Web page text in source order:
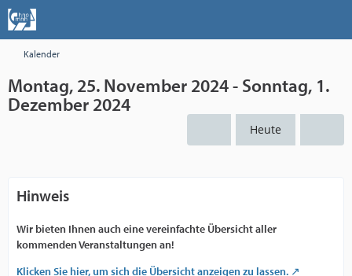
Kalender
Montag, 25. November 2024 - Sonntag, 1.
Dezember 2024
Heute
Hinweis
Wir bieten Ihnen auch eine vereinfachte Übersicht aller
kommenden Veranstaltungen an!
Klicken Sie hier, um sich die Übersicht anzeigen zu lassen.